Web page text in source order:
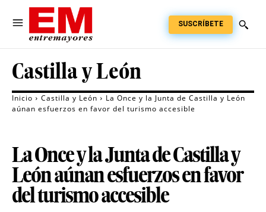
SUSCRÍBETE
Castilla y León
Inicio Castilla y León
La Once y la Junta de Castilla y León
aúnan esfuerzos en favor del turismo accesible
La Once y la Junta de Castilla y
León aúnan esfuerzos en favor
del turismo accesible